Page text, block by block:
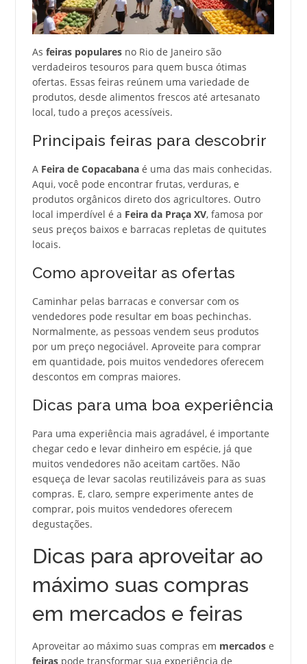
As feiras popularesno Rio de Janeiro são
verdadeiros tesouros para quem busca ótimas
ofertas. Essas feiras reúnem uma variedade de
produtos, desde alimentos frescos até artesanato
local, tudo a preços acessíveis.
Principais feiras para descobrir
A Feira de Copacabanaé uma das mais conhecidas.
Aqui, você pode encontrar frutas, verduras, e
produtos orgânicos direto dos agricultores. Outro
local imperdível é a Feira da Praça XV, famosa por
seus preços baixos e barracas repletas de quitutes
locais.
Como aproveitar as ofertas
Caminhar pelas barracas e conversar com os
vendedores pode resultar em boas pechinchas.
Normalmente, as pessoas vendem seus produtos
por um preço negociável. Aproveite para comprar
em quantidade, pois muitos vendedores oferecem
descontos em compras maiores.
Dicas para uma boa experiência
Para uma experiência mais agradável, é importante
chegar cedo e levar dinheiro em espécie, já que
muitos vendedores não aceitam cartões. Não
esqueça de levar sacolas reutilizáveis para as suas
compras. E, claro, sempre experimente antes de
comprar, pois muitos vendedores oferecem
degustações.
Dicas para aproveitar ao
máximo suas compras
em mercados e feiras
Aproveitar ao máximo suas compras em mercadose
feiraspode transformar sua experiência de